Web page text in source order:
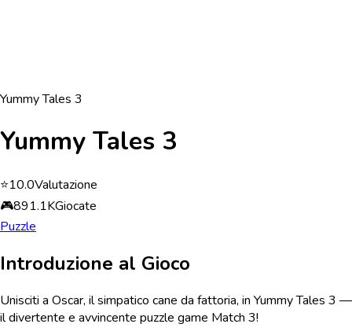
Yummy Tales 3
Yummy Tales 3
⭐10.0Valutazione
🎮891.1KGiocate
Puzzle
Introduzione al Gioco
Unisciti a Oscar, il simpatico cane da fattoria, in Yummy Tales 3 —
il divertente e avvincente puzzle game Match 3!